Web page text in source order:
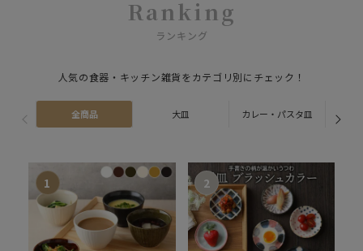
Ranking
ランキング
人気の食器・キッチン雑貨をカテゴリ別にチェック！
全商品 大皿 カレー・パスタ皿